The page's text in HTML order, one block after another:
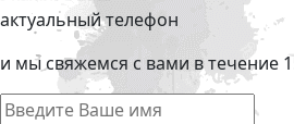
актуальный телефон
и мы свяжемся с вами в течение